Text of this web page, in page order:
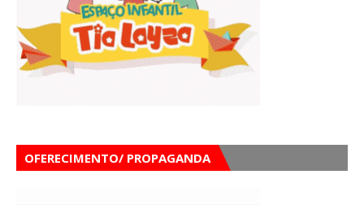
OFERECIMENTO/ PROPAGANDA